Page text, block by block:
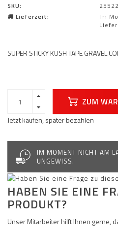
SKU:
Lieferzeit:
Im
SUPER STICKY KUSH TAPE GRAVEL
ZUM
Jetzt kaufen, später bezahlen
IM MOMENT NICHT AM
UNGEWISS.
HABEN SIE EINE
PRODUKT?
Unser Mitarbeiter hilft Ihnen gerne,